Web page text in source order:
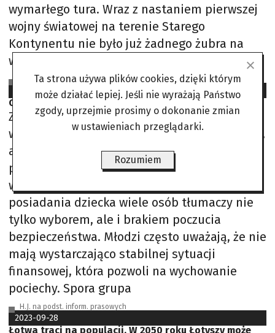
wymarłego tura. Wraz z nastaniem pierwszej
wojny światowej na terenie Starego
Kontynentu nie było już żadnego żubra na
wolności. Gatunek
Oz na podst. inform. prasowych
2025-05-12
Coraz mniej naszych rodaków
Z matematycznych wyliczeń wynika, że
współczynnik dzietności powinien wynosić 2,1,
aby utrzymać zastępowanie starszych
pokoleń nowymi. W naszym kraju
współczynnik ten wynosi 1,11. Brak chęci
posiadania dziecka wiele osób tłumaczy nie
tylko wyborem, ale i brakiem poczucia
bezpieczeństwa. Młodzi często uważają, że nie
mają wystarczająco stabilnej sytuacji
finansowej, która pozwoli na wychowanie
pociechy. Spora grupa
H.J. na podst. inform. prasowych
2023-09-28
Łotwa traci na populacji. W 2050 roku Łotyszy może
Ta strona używa plików cookies, dzięki którym
może działać lepiej. Jeśli nie wyrażają Państwo
zgody, uprzejmie prosimy o dokonanie zmian
w ustawieniach przeglądarki.
Rozumiem